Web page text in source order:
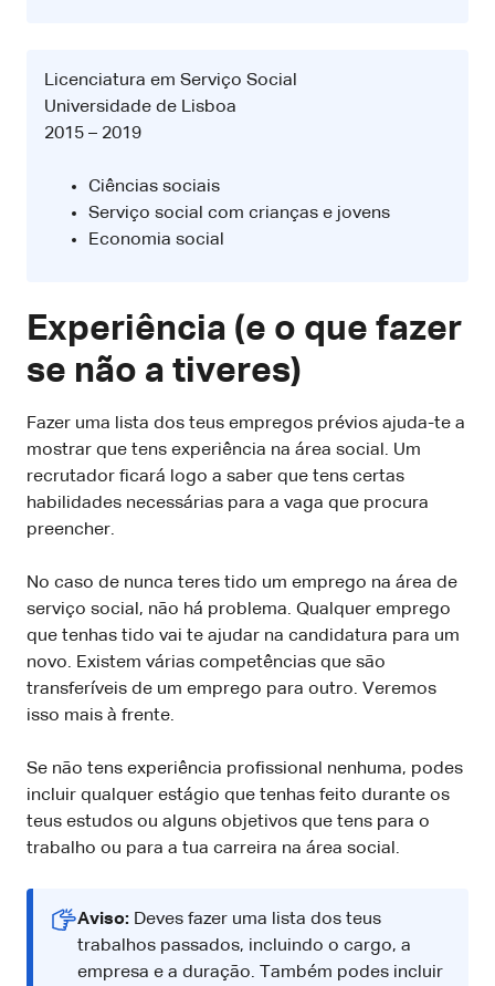
Licenciatura em Serviço Social
Universidade de Lisboa
2015 – 2019
Ciências sociais
Serviço social com crianças e jovens
Economia social
Experiência (e o que fazer
se não a tiveres)
Fazer uma lista dos teus empregos prévios ajuda-te a
mostrar que tens experiência na área social. Um
recrutador ficará logo a saber que tens certas
habilidades necessárias para a vaga que procura
preencher.
No caso de nunca teres tido um emprego na área de
serviço social, não há problema. Qualquer emprego
que tenhas tido vai te ajudar na candidatura para um
novo. Existem várias competências que são
transferíveis de um emprego para outro. Veremos
isso mais à frente.
Se não tens experiência profissional nenhuma, podes
incluir qualquer estágio que tenhas feito durante os
teus estudos ou alguns objetivos que tens para o
trabalho ou para a tua carreira na área social.
Aviso: Deves fazer uma lista dos teus
trabalhos passados, incluindo o cargo, a
empresa e a duração. Também podes incluir